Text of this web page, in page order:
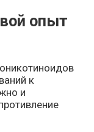
опыт
к
и